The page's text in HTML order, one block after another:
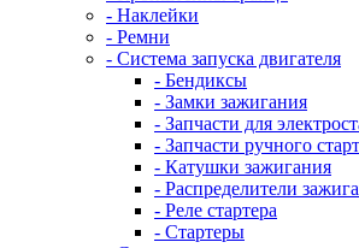
- Наклейки
- Ремни
- Система запуска двигателя
- Бендиксы
- Замки зажигания
- Запчасти для
- Запчасти ручного
- Катушки зажигания
- Распределители
- Реле стартера
- Стартеры